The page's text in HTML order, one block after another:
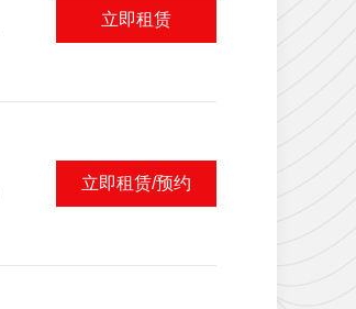
立即租赁
立即租赁/预约